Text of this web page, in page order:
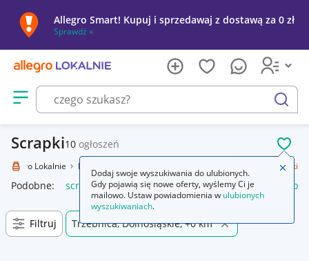
Allegro Smart! Kupuj i sprzedawaj z dostawą za 0 zł
Sprawdź »
Otwórz menu z kategoriami
szukaj
Scrapki10 ogłoszeń
Allegro Lokalnie Kolekcje i sztuka Scrapki
Podobne: scrapki scrapki drewniane scrapki ślub
Filtruj Trzebnica, Dolnośląskie, +0 km
Dodaj swoje wyszukiwania do ulubionych.
Gdy pojawią się nowe oferty, wyślemy Ci je
mailowo. Ustaw powiadomienia w ulubionych
wyszukiwaniach.